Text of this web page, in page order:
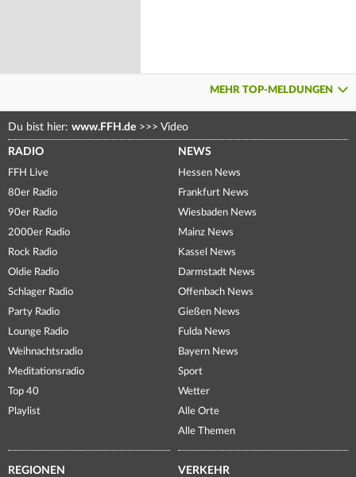
MEHR TOP-MELDUNGEN
Du bist hier: www.FFH.de >>> Video
RADIO
FFH Live
80er Radio
90er Radio
2000er Radio
Rock Radio
Oldie Radio
Schlager Radio
Party Radio
Lounge Radio
Weihnachtsradio
Meditationsradio
Top 40
Playlist
NEWS
Hessen News
Frankfurt News
Wiesbaden News
Mainz News
Kassel News
Darmstadt News
Offenbach News
Gießen News
Fulda News
Bayern News
Sport
Wetter
Alle Orte
Alle Themen
REGIONEN VERKEHR